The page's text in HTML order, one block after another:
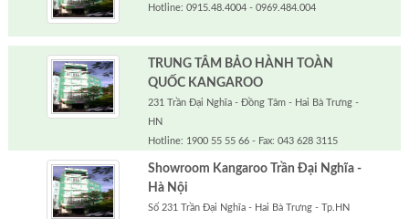
Hotline: 0915.48.4004 - 0969.484.004
TRUNG TÂM BẢO HÀNH TOÀN
QUỐC KANGAROO
231 Trần Đại Nghĩa - Đồng Tâm - Hai Bà Trưng -
HN
Hotline: 1900 55 55 66 - Fax: 043 628 3115
Showroom Kangaroo Trần Đại Nghĩa -
Hà Nội
Số 231 Trần Đại Nghĩa - Hai Bà Trưng - Tp.HN